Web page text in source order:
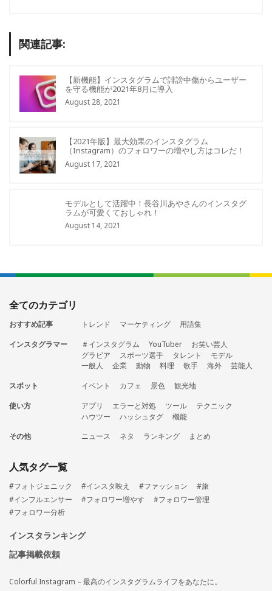
関連記事:
【新機能】インスタグラムで誹謗中傷からユーザー
を守る機能が2021年8月に導入
August 28, 2021
【2021年版】最大効果のインスタグラム
（Instagram）のフォロワーの増やし方はコレだ！
August 17, 2021
モデルとして活躍中！長谷川あやさんのインスタグ
ラムが可愛くておしゃれ！
August 14, 2021
全てのカテゴリ
おすすめ記事 トレンド マーケティング
用語集
インスタグラマー
＃インスタグラム YouTuber
お笑い芸人
グラビア
スポーツ選手 タレント
モデル
一般人
企業 動物 料理 歌手 海外
芸能人
スポット
イベント カフェ 景色
観光地
使い方
アプリ エラーと対処 ツール
テクニック
ハウツー
ハッシュタグ
機能
その他
ニュース ネタ ランキング まとめ
人気タグ一覧
#フォトジェニック #インスタ映え #ファッション
#旅
#インフルエンサー
#フォロワー増やす
#フォロワー管理
#フォロワー分析
インスタランキング
記事掲載依頼
Colorful Instagram – 最高のインスタグラムライフをあなたに。